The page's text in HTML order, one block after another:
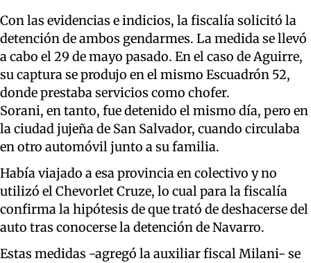
Con las evidencias e indicios, la fiscalía solicitó la
detención de ambos gendarmes. La medida se llevó
a cabo el 29 de mayo pasado. En el caso de Aguirre,
su captura se produjo en el mismo Escuadrón 52,
donde prestaba servicios como chofer.
Sorani, en tanto, fue detenido el mismo día, pero en
la ciudad jujeña de San Salvador, cuando circulaba
en otro automóvil junto a su familia.
Había viajado a esa provincia en colectivo y no
utilizó el Chevorlet Cruze, lo cual para la fiscalía
confirma la hipótesis de que trató de deshacerse del
auto tras conocerse la detención de Navarro.
Estas medidas -agregó la auxiliar fiscal Milani- se